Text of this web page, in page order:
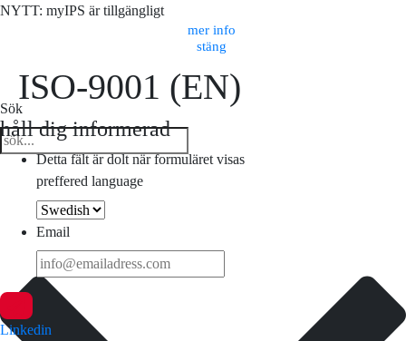
NYTT: myIPS är tillgängligt
mer info
stäng
Sök
ISO-9001 (EN)
håll dig informerad
Detta fält är dolt när formuläret visas
preffered language
Email
Linkedin